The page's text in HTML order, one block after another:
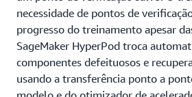
necessidade de pontos de
progresso do treinamento apesar
SageMaker HyperPod troca
componentes defeituosos e
usando a transferência ponto a